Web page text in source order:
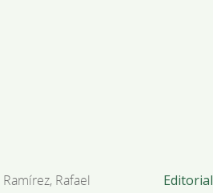
Rafael Editorial